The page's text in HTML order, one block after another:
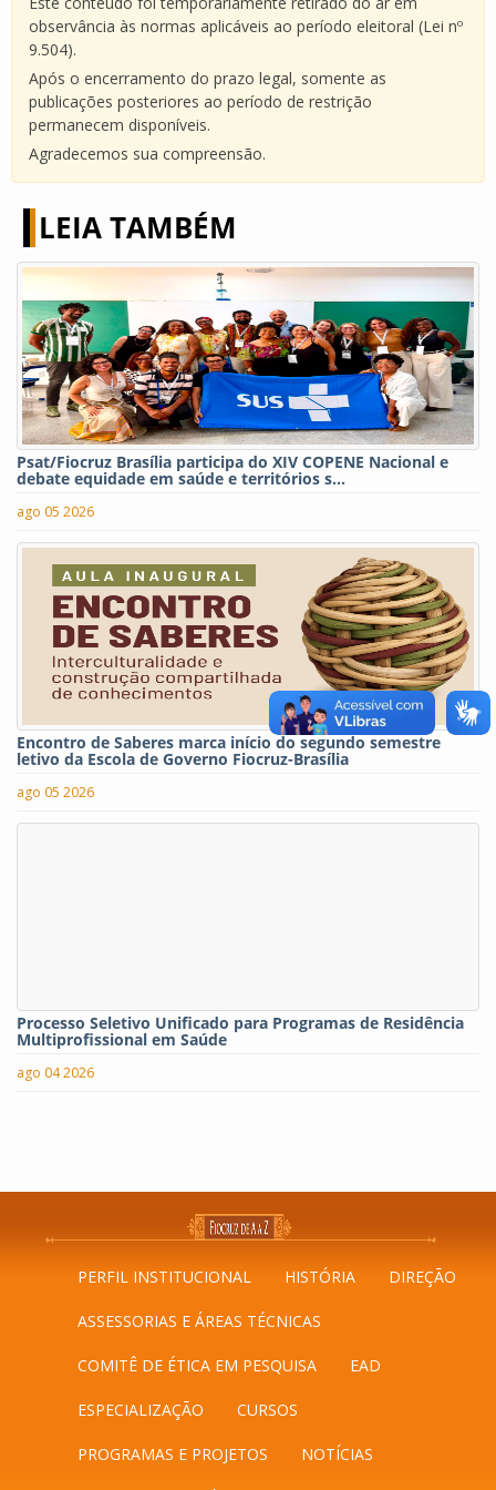
observância às normas aplicáveis ao período eleitoral (Lei nº
9.504).
Após o encerramento do prazo legal, somente as
publicações posteriores ao período de restrição
permanecem disponíveis.
Agradecemos sua compreensão.
LEIA TAMBÉM
Psat/Fiocruz Brasília participa do XIV COPENE Nacional e
debate equidade em saúde e territórios s...
ago 05 2026
Encontro de Saberes marca início do segundo semestre
letivo da Escola de Governo Fiocruz-Brasília
ago 05 2026
Processo Seletivo Unificado para Programas de Residência
Multiprofissional em Saúde
ago 04 2026
PERFIL INSTITUCIONAL HISTÓRIA DIREÇÃO
ASSESSORIAS E ÁREAS TÉCNICAS
COMITÊ DE ÉTICA EM PESQUISA EAD
ESPECIALIZAÇÃO CURSOS
PROGRAMAS E PROJETOS NOTÍCIAS